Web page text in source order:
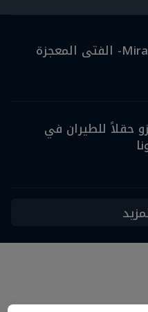
حقلاً للطيران في